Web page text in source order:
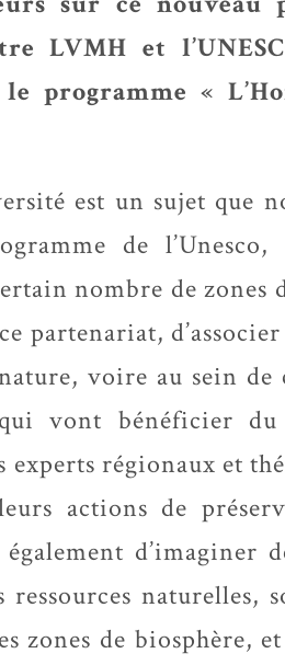
LVMH et
programme «
est un sujet que
de l’Unesco,
nombre de zones
partenariat,
voire au sein de
vont bénéficier
régionaux et
actions de
d’imaginer
naturelles,
zones de biosphère,